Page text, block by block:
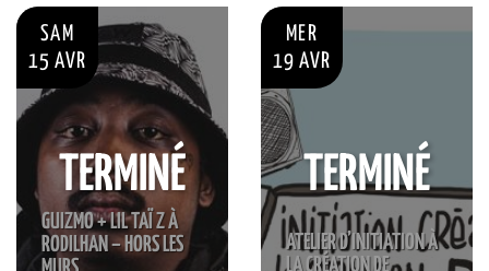
SAM
15 AVR
GUIZMO + LIL TAÏ Z À
RODILHAN – HORS LES
TERMINÉ
MER
19 AVR
ATELIER D’INITIATION À
LA CRÉATION DE
TERMINÉ